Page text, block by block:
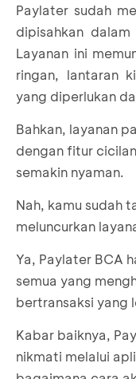
Paylater sudah
dipisahkan
Layanan ini
ringan, lantaran
yang diperlukan
Bahkan, layanan
dengan fitur
semakin nyaman.
Nah, kamu sudah
meluncurkan
Ya, Paylater BCA
semua yang
bertransaksi yang
Kabar baiknya,
nikmati melalui